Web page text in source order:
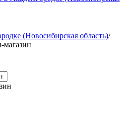
(Новосибирская область)/
магазин